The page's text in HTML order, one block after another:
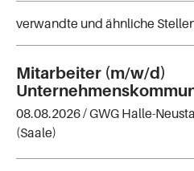
verwandte und ähnliche
Mitarbeiter (m/w/d)
08.08.2026 /GWG Halle-
(Saale)